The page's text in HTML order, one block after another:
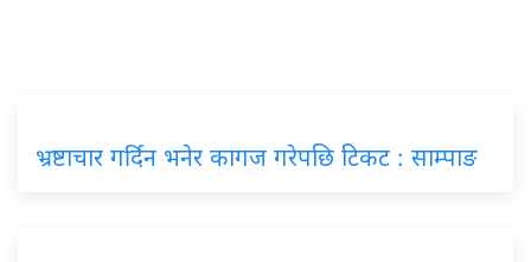
भ्रष्टाचार गर्दिन भनेर कागज गरेपछि टिकट : साम्पाङ